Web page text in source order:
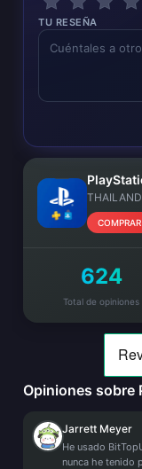
TU RESEÑA
THAILAND
624
Total de opiniones
Opiniones sobre
Jarrett Meyer
He usado
nunca he tenido